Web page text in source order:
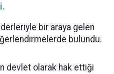
bir araya gelen
bulundu.
devlet olarak hak ettiği